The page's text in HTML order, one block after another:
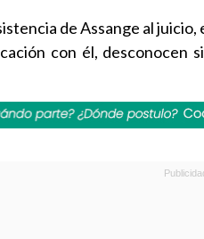
de Assange al
con él, desconocen